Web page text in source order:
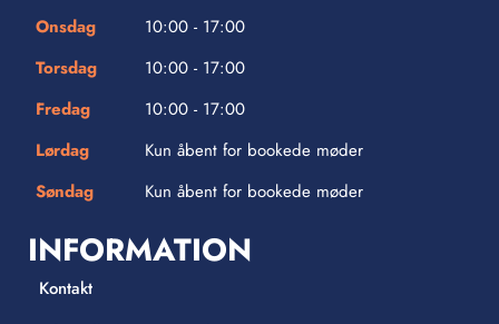
Onsdag
10:00 - 17:00
Torsdag
10:00 - 17:00
Fredag
10:00 - 17:00
Lørdag
Kun åbent for bookede møder
Søndag
Kun åbent for bookede møder
INFORMATION
Kontakt